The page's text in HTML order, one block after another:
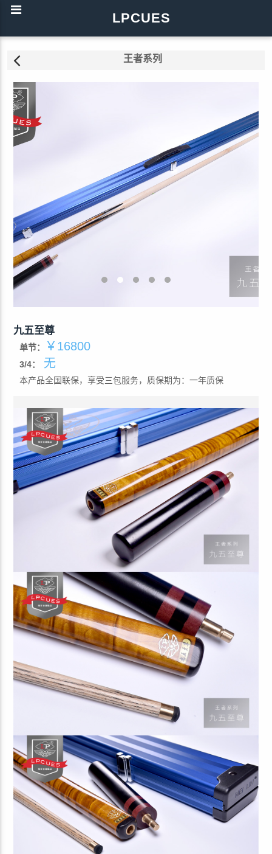
LPCUES
王者系列
九五至尊
单节： ￥16800
3/4： 无
本产品全国联保，享受三包服务，质保期为：一年质保